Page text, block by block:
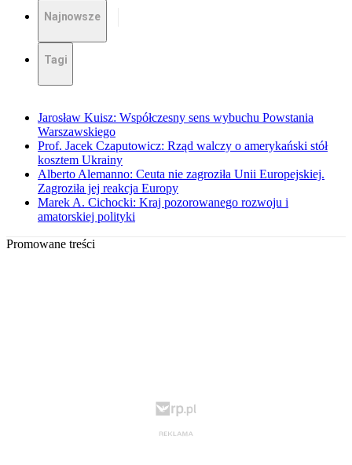
Najnowsze
Tagi
Jarosław Kuisz: Współczesny sens wybuchu Powstania
Warszawskiego
Prof. Jacek Czaputowicz: Rząd walczy o amerykański stół
kosztem Ukrainy
Alberto Alemanno: Ceuta nie zagroziła Unii Europejskiej.
Zagroziła jej reakcja Europy
Marek A. Cichocki: Kraj pozorowanego rozwoju i
amatorskiej polityki
Promowane treści